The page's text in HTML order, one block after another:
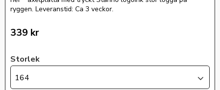
ryggen. Leveranstid: Ca 3 veckor.
339 kr
Storlek
164